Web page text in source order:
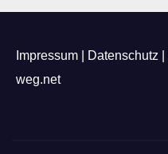
Impressum Datenschutz
weg.net